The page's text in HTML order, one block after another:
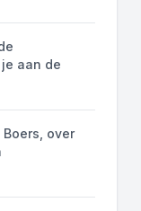
aan de
over